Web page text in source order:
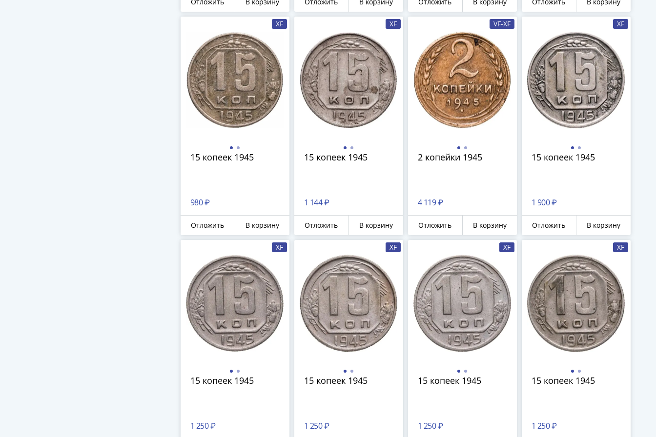
XF
15 копеек 1945
980 ₽
Отложить В корзину
XF
15 копеек 1945
1 144 ₽
Отложить В корзину
VF-XF
2 копейки 1945
4 119 ₽
Отложить В корзину
XF
15 копеек 1945
1 900 ₽
Отложить В корзину
XF
15 копеек 1945
1 250 ₽
XF
15 копеек 1945
1 250 ₽
XF
15 копеек 1945
1 250 ₽
XF
15 копеек 1945
1 250 ₽